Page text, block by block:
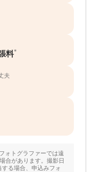
料*
夫
ォトグラファーでは遠
合があります。撮影日
る場合、申込みフォ